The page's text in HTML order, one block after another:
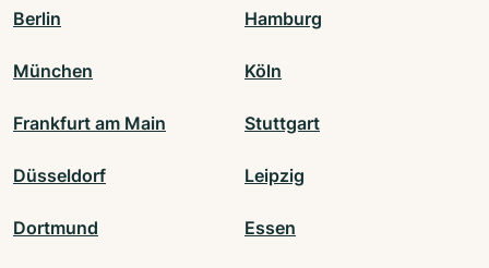
Berlin Hamburg
München Köln
Frankfurt am Main Stuttgart
Düsseldorf Leipzig
Dortmund Essen